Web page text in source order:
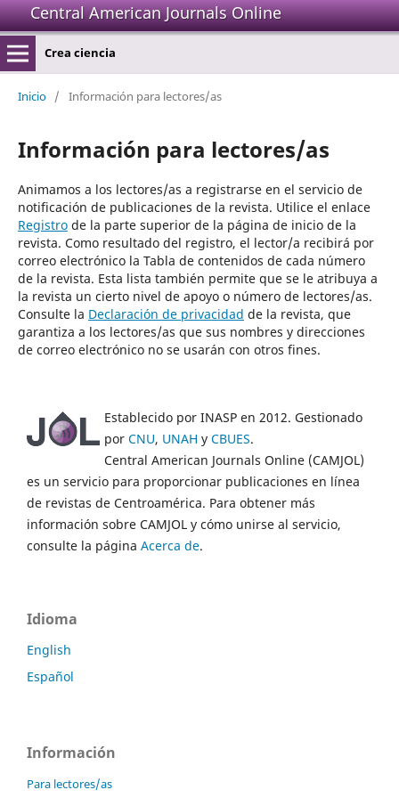
Central American Journals Online
Crea ciencia
Inicio / Información para lectores/as
Información para lectores/as
Animamos a los lectores/as a registrarse en el servicio de
notificación de publicaciones de la revista. Utilice el enlace
Registrode la parte superior de la página de inicio de la
revista. Como resultado del registro, el lector/a recibirá por
correo electrónico la Tabla de contenidos de cada número
de la revista. Esta lista también permite que se le atribuya a
la revista un cierto nivel de apoyo o número de lectores/as.
Consulte la Declaración de privacidad de la revista, que
garantiza a los lectores/as que sus nombres y direcciones
de correo electrónico no se usarán con otros fines.
Establecido por INASP en 2012. Gestionado
por CNU, UNAH y CBUES.
Central American Journals Online (CAMJOL)
es un servicio para proporcionar publicaciones en línea
de revistas de Centroamérica. Para obtener más
información sobre CAMJOL y cómo unirse al servicio,
consulte la página Acerca de.
Idioma
English
Español
Información
Para lectores/as